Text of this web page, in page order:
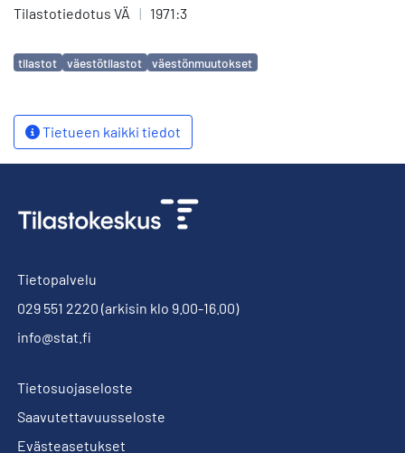
Tilastotiedotus VÄ | 1971:3
Avainsanat
tilastot väestötilastot väestönmuutokset
Tietueen kaikki tiedot
Tietopalvelu
029 551 2220 (arkisin klo 9.00-16.00)
info@stat.fi
Tietosuojaseloste
Saavutettavuusseloste
Evästeasetukset